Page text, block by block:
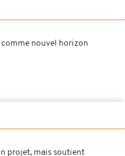
nouvel horizon
projet, mais soutient